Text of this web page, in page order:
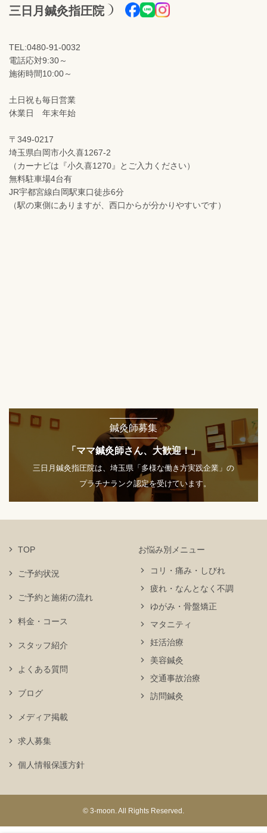
三日月鍼灸指圧院
TEL:0480-91-0032
電話応対9:30～
施術時間10:00～
土日祝も毎日営業
休業日 年末年始
〒349-0217
埼玉県白岡市小久喜1267-2
（カーナビは『小久喜1270』とご入力ください）
無料駐車場4台有
JR宇都宮線白岡駅東口徒歩6分
（駅の東側にありますが、西口からが分かりやすいです）
鍼灸師募集
「ママ鍼灸師さん、大歓迎！」
三日月鍼灸指圧院は、埼玉県「多様な働き方実践企業」の
プラチナランク認定を受けています。
TOP
ご予約状況
お悩み別メニュー
コリ・痛み・しびれ
疲れ・なんとなく不調
ゆがみ・骨盤矯正
マタニティ
妊活治療
美容鍼灸
交通事故治療
訪問鍼灸
ご予約と施術の流れ
料金・コース
スタッフ紹介
よくある質問
ブログ
メディア掲載
求人募集
個人情報保護方針
© 3-moon. All Rights Reserved.